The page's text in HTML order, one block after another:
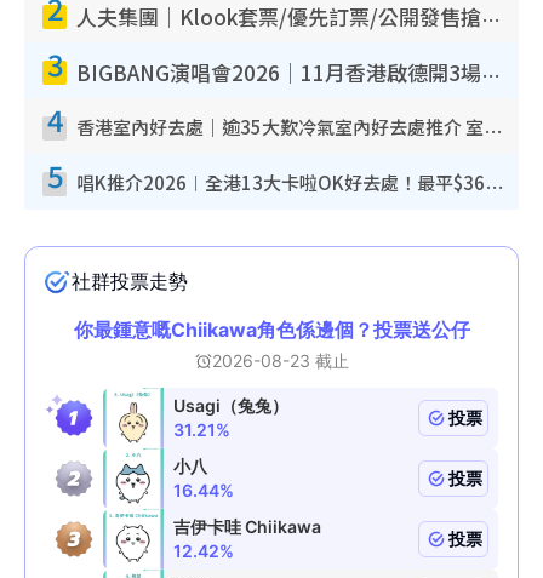
人夫集團｜Klook套票/優先訂票/公開發售搶飛攻略！附票價.購票連結.場地座位表
3 BIGBANG演唱會2026｜11月香港啟德開3場！實名制VIP申請、優先購票攻略
4 香港室內好去處｜逾35大歎冷氣室內好去處推介 室內活動免費避雨無懼落雨
5 唱K推介2026︱全港13大卡啦OK好去處！最平$36起 日文K都有！(附地址+收費詳情)